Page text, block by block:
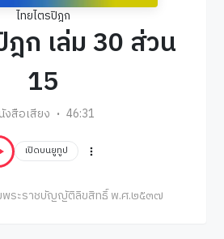
ไทยไตรปิฎก
ฎก เล่ม 30 ส่วน
15
งสือเสียง 46:31
เปิดบนยูทูป
พระราชบัญญัติลิขสิทธิ์ พ.ศ.๒๕๓๗